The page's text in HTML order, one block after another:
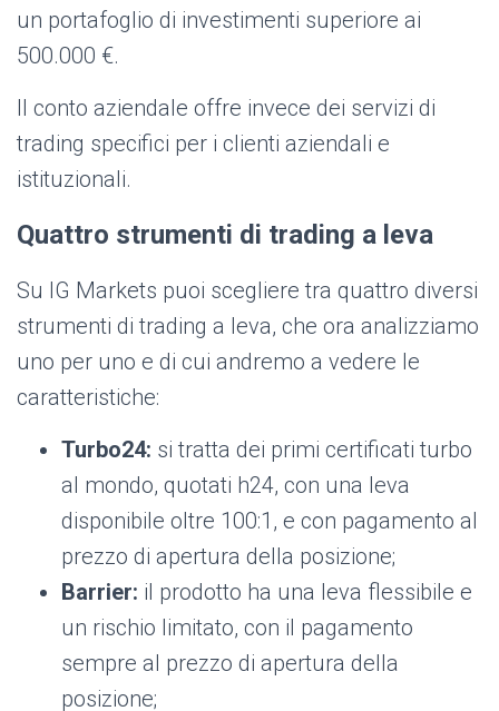
un portafoglio di investimenti superiore ai
500.000 €.
Il conto aziendale offre invece dei servizi di
trading specifici per i clienti aziendali e
istituzionali.
Quattro strumenti di trading a leva
Su IG Markets puoi scegliere tra quattro diversi
strumenti di trading a leva, che ora analizziamo
uno per uno e di cui andremo a vedere le
caratteristiche:
Turbo24: si tratta dei primi certificati turbo
al mondo, quotati h24, con una leva
disponibile oltre 100:1, e con pagamento al
prezzo di apertura della posizione;
Barrier: il prodotto ha una leva flessibile e
un rischio limitato, con il pagamento
sempre al prezzo di apertura della
posizione;